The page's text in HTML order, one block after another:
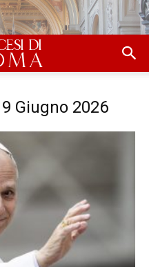
Giugno 2026